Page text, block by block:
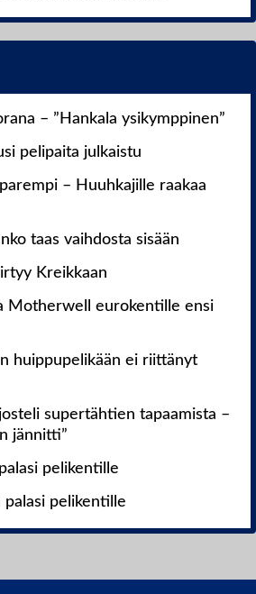
– ”Hankala ysikymppinen”
pelipaita julkaistu
– Huuhkajille raakaa
taas vaihdosta sisään
Kreikkaan
Motherwell eurokentille ensi
huippupelikään ei riittänyt
supertähtien tapaamista –
jännitti”
pelikentille
palasi pelikentille